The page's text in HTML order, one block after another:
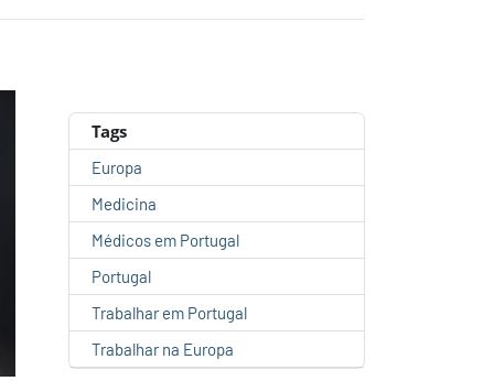
Tags
Europa
Medicina
Médicos em Portugal
Portugal
Trabalhar em Portugal
Trabalhar na Europa